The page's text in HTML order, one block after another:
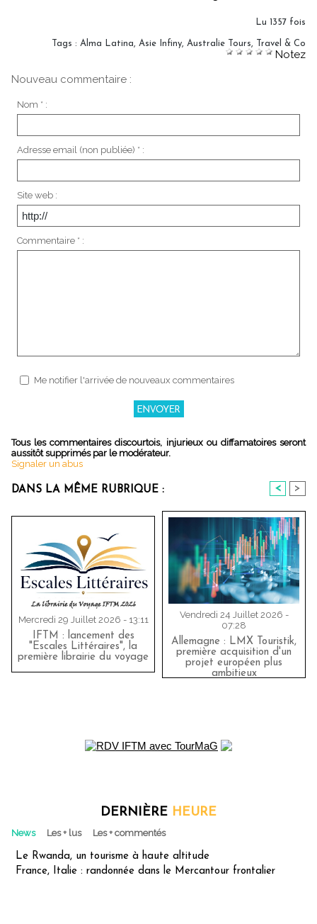
Lu 1357 fois
Tags : Alma Latina, Asie Infiny, Australie Tours, Travel & Co
Notez
Nouveau commentaire :
Nom * :
Adresse email (non publiée) * :
Site web :
Commentaire * :
Me notifier l'arrivée de nouveaux commentaires
Tous les commentaires discourtois, injurieux ou diffamatoires seront
aussitôt supprimés par le modérateur.
Signaler un abus
DANS LA MÊME RUBRIQUE : < >
Mercredi 29 Juillet 2026 - 13:11
IFTM : lancement des
"Escales Littéraires", la
première librairie du voyage
Vendredi 24 Juillet 2026 -
07:28
Allemagne : LMX Touristik,
première acquisition d'un
projet européen plus
ambitieux
DERNIÈRE HEURE
News Les + lus Les + commentés
Le Rwanda, un tourisme à haute altitude
France, Italie : randonnée dans le Mercantour frontalier